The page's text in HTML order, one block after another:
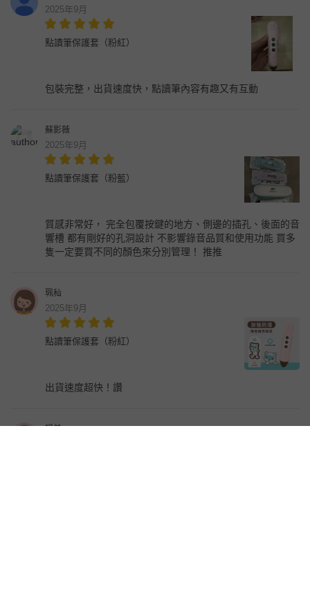
2025年9月
點讀筆保護套（粉紅）
包裝完整，出貨速度快，點讀筆內容有趣又有互動
蘇影薇
2025年9月
點讀筆保護套（粉藍）
質感非常好， 完全包覆按鍵的地方、側邊的插孔、後面的音
響槽 都有剛好的孔洞設計 不影響錄音品質和使用功能 買多
隻一定要買不同的顏色來分別管理！ 推推
珮秈
2025年9月
點讀筆保護套（粉紅）
出貨速度超快！讚
楊羊